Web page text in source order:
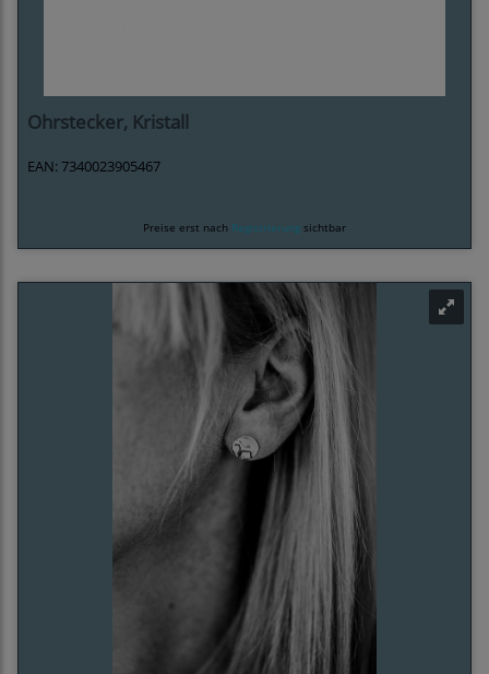
Ohrstecker, Kristall
EAN: 7340023905467
Preise erst nach Registrierung sichtbar